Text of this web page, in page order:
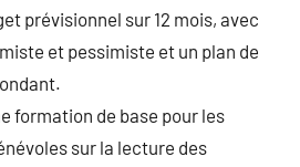
prévisionnel sur 12 mois, avec
et pessimiste et un plan de
formation de base pour les
sur la lecture des